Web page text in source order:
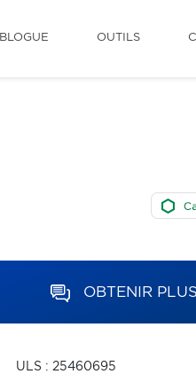
BLOGUE OUTILS
OBTENIR
ULS : 25460695